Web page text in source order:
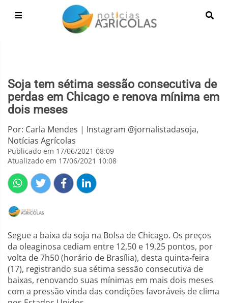
Soja tem sétima sessão consecutiva de
perdas em Chicago e renova mínima em
dois meses
Por: Carla Mendes | Instagram @jornalistadasoja,
Notícias Agrícolas
Publicado em 17/06/2021 08:09
Atualizado em 17/06/2021 10:08
Segue a baixa da soja na Bolsa de Chicago. Os preços
da oleaginosa cediam entre 12,50 e 19,25 pontos, por
volta de 7h50 (horário de Brasília), desta quinta-feira
(17), registrando sua sétima sessão consecutiva de
baixas, renovando suas mínimas em mais dois meses
com a pressão vinda das condições favoráveis de clima